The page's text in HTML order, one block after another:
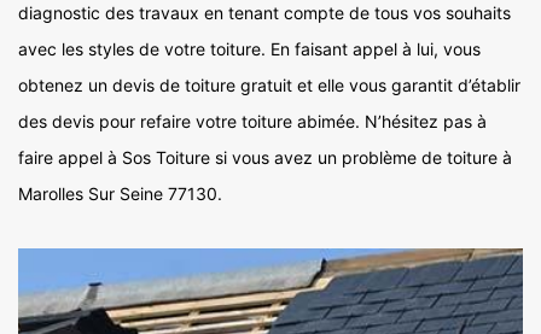
diagnostic des travaux en tenant compte de tous vos souhaits
avec les styles de votre toiture. En faisant appel à lui, vous
obtenez un devis de toiture gratuit et elle vous garantit d’établir
des devis pour refaire votre toiture abimée. N’hésitez pas à
faire appel à Sos Toiture si vous avez un problème de toiture à
Marolles Sur Seine 77130.